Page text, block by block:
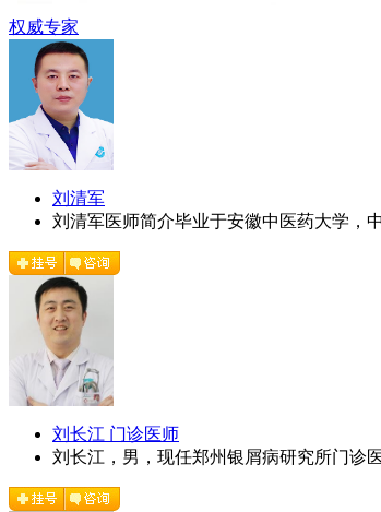
权威专家
刘清军
刘清军医师简介毕业于安徽中医药大学，
刘长江 门诊医师
刘长江，男，现任郑州银屑病研究所门诊